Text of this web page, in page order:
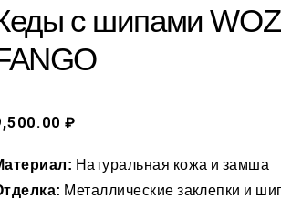
с шипами
₽
Натуральная кожа и замша
Металлические заклепки и